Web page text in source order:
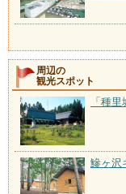
周辺の
観光スポット
「種
鰺ヶ沢